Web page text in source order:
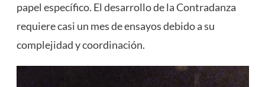
papel específico. El desarrollo de la Contradanza
requiere casi un mes de ensayos debido a su
complejidad y coordinación​​.